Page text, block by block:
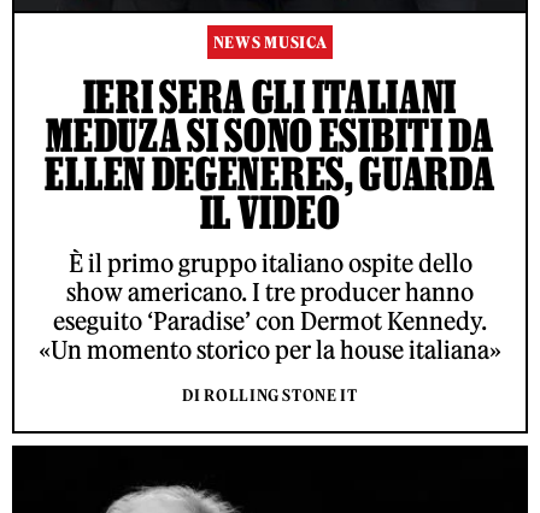
NEWS MUSICA
IERI SERA GLI ITALIANI
MEDUZA SI SONO ESIBITI DA
ELLEN DEGENERES, GUARDA
IL VIDEO
È il primo gruppo italiano ospite dello
show americano. I tre producer hanno
eseguito ‘Paradise’ con Dermot Kennedy.
«Un momento storico per la house italiana»
DI ROLLING STONE IT